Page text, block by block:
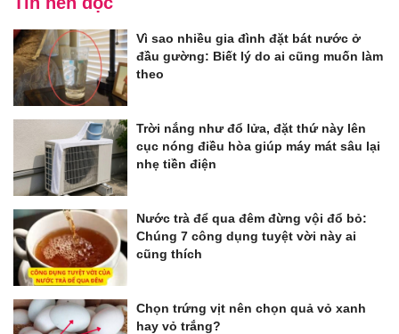
Vì sao nhiều gia đình đặt bát nước ở
đầu gường: Biết lý do ai cũng muốn làm
theo
Trời nắng như đổ lửa, đặt thứ này lên
cục nóng điều hòa giúp máy mát sâu lại
nhẹ tiền điện
Nước trà để qua đêm đừng vội đổ bỏ:
Chúng 7 công dụng tuyệt vời này ai
cũng thích
Chọn trứng vịt nên chọn quả vỏ xanh
hay vỏ trắng?